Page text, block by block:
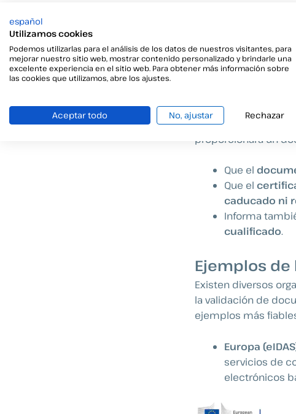
de los documentos
Servicios
Además de Adobe,
público en general
validación de
En el caso de
proporcionará un
Que el
Que el
caducado ni
Informa
cualificado.
Ejemplos
Existen diversos
la validación de
ejemplos más
Europa
servicios de
electrónicos
español
Utilizamos cookies
Podemos utilizarlas para el análisis de los datos de nuestros visitantes, para
mejorar nuestro sitio web, mostrar contenido personalizado y brindarle una
excelente experiencia en el sitio web. Para obtener más información sobre
las cookies que utilizamos, abre los ajustes.
Aceptar todo No, ajustar Rechazar